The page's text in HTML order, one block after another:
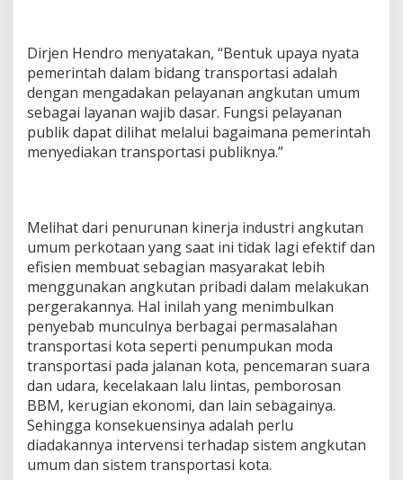
Dirjen Hendro menyatakan, “Bentuk upaya nyata
pemerintah dalam bidang transportasi adalah
dengan mengadakan pelayanan angkutan umum
sebagai layanan wajib dasar. Fungsi pelayanan
publik dapat dilihat melalui bagaimana pemerintah
menyediakan transportasi publiknya.”
Melihat dari penurunan kinerja industri angkutan
umum perkotaan yang saat ini tidak lagi efektif dan
efisien membuat sebagian masyarakat lebih
menggunakan angkutan pribadi dalam melakukan
pergerakannya. Hal inilah yang menimbulkan
penyebab munculnya berbagai permasalahan
transportasi kota seperti penumpukan moda
transportasi pada jalanan kota, pencemaran suara
dan udara, kecelakaan lalu lintas, pemborosan
BBM, kerugian ekonomi, dan lain sebagainya.
Sehingga konsekuensinya adalah perlu
diadakannya intervensi terhadap sistem angkutan
umum dan sistem transportasi kota.